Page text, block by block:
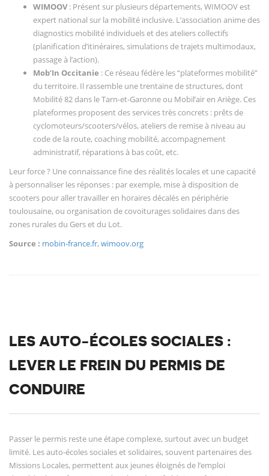
WIMOOV: Présent sur plusieurs départements, WIMOOV est
expert national sur la mobilité inclusive. L’association anime des
diagnostics mobilité individuels et des ateliers collectifs
(planification d’itinéraires, simulations de trajets multimodaux,
passage à l’action).
Mob’In Occitanie : Ce réseau fédère les “plateformes mobilité”
du territoire. Il rassemble une trentaine de structures, dont
Mobilité 82 dans le Tarn-et-Garonne ou Mobil’air en Ariège. Ces
plateformes proposent des services très concrets : prêts de
cyclomoteurs/scooters/vélos, ateliers de remise à niveau au
code de la route, coaching mobilité, accompagnement
administratif, réparations à bas coût, etc.
Leur force ? Une connaissance fine des réalités locales et une capacité
à personnaliser les réponses : par exemple, mise à disposition de
scooters pour aller travailler en horaires décalés en périphérie
toulousaine, ou organisation de covoiturages solidaires dans des
zones rurales du Gers et du Lot.
Source : mobin-france.fr, wimoov.org
LES AUTO-ÉCOLES SOCIALES :
LEVER LE FREIN DU PERMIS DE
CONDUIRE
Passer le permis reste une étape complexe, surtout avec un budget
limité. Les auto-écoles sociales et solidaires, souvent partenaires des
Missions Locales, permettent aux jeunes éloignés de l’emploi